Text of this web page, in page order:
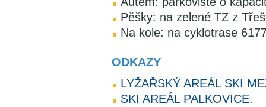
Pěšky: na zelené TZ z
Na kole: na cyklotrase
ODKAZY
LYŽAŘSKÝ AREÁL SKI
SKI AREÁL PALKOVICE.